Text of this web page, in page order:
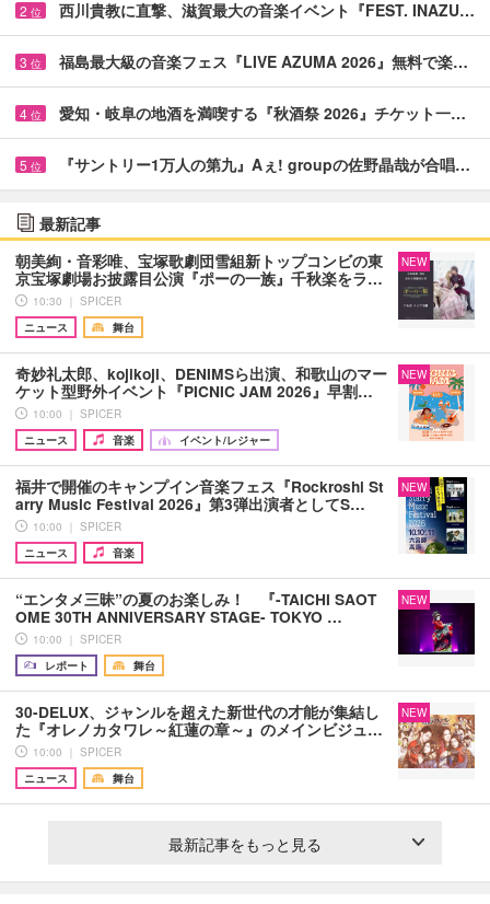
2 位 西川貴教に直撃、滋賀最大の音楽イベント『FEST. INAZU…
3 位 福島最大級の音楽フェス『LIVE AZUMA 2026』無料で楽…
4 位 愛知・岐阜の地酒を満喫する『秋酒祭 2026』チケット一…
5 位 『サントリー1万人の第九』Aぇ! groupの佐野晶哉が合唱…
最新記事
朝美絢・音彩唯、宝塚歌劇団雪組新トップコンビの東
京宝塚劇場お披露目公演『ポーの一族』千秋楽をラ…
10:30 ｜ SPICER
ニュース
舞台
NEW
奇妙礼太郎、kojikoji、DENIMSら出演、和歌山のマー
ケット型野外イベント『PICNIC JAM 2026』早割…
10:00 ｜ SPICER
ニュース
音楽 イベント/レジャー
NEW
福井で開催のキャンプイン音楽フェス『Rockroshi St
arry Music Festival 2026』第3弾出演者としてS…
10:00 ｜ SPICER
ニュース
音楽
NEW
“エンタメ三昧”の夏のお楽しみ！ 『-TAICHI SAOT
OME 30TH ANNIVERSARY STAGE- TOKYO …
10:00 ｜ SPICER
レポート
舞台
NEW
30-DELUX、ジャンルを超えた新世代の才能が集結し
た『オレノカタワレ～紅蓮の章～』のメインビジュ…
10:00 ｜ SPICER
ニュース
舞台
NEW
最新記事をもっと見る